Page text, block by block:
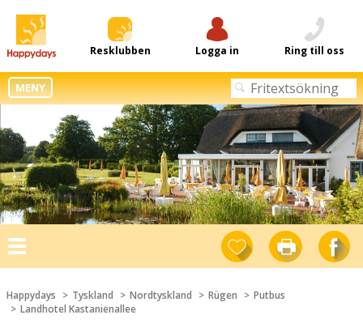
Resklubben Logga in Ring till oss
MENY
Toggle
navigation
Happydays Tyskland Nordtyskland Rügen
Putbus
Landhotel Kastanienallee